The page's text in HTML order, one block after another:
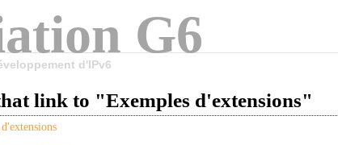
G6
d'IPv6
link to "Exemples d'extensions"